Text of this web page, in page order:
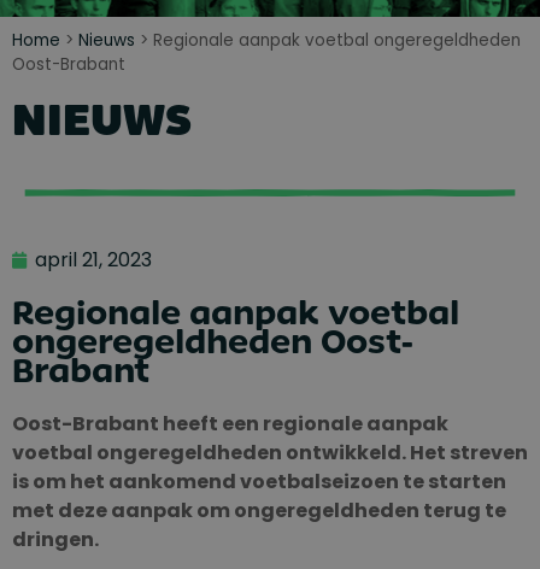
Home > Nieuws > Regionale aanpak voetbal ongeregeldheden
Oost-Brabant
NIEUWS
april 21, 2023
Regionale aanpak voetbal
ongeregeldheden Oost-
Brabant
Oost-Brabant heeft een regionale aanpak
voetbal ongeregeldheden ontwikkeld. Het streven
is om het aankomend voetbalseizoen te starten
met deze aanpak om ongeregeldheden terug te
dringen.